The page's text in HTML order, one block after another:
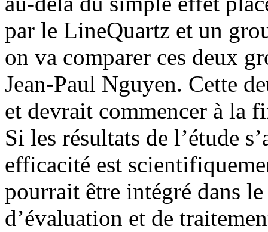
par le LineQuartz et un
on va comparer ces deux
Jean-Paul Nguyen. Cette
et devrait commencer à la
Si les résultats de l’étude
efficacité est
pourrait être intégré dans
d’évaluation et de